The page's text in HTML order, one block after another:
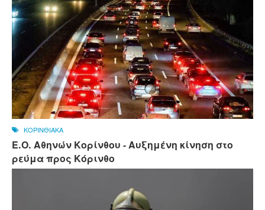
ΚΟΡΙΝΘΙΑΚΑ
Ε.Ο. Αθηνών Κορίνθου - Αυξημένη κίνηση στο
ρεύμα προς Κόρινθο